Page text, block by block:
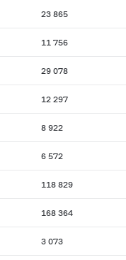
23 865
11 756
29 078
12 297
8 922
6 572
118 829
168 364
3 073